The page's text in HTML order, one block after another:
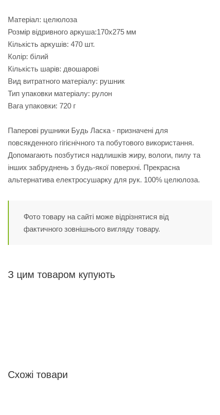
Матеріал: целюлоза
Розмір відривного аркуша:170х275 мм
Кількість аркушів: 470 шт.
Колір: білий
Кількість шарів: двошарові
Вид витратного матеріалу: рушник
Тип упаковки матеріалу: рулон
Вага упаковки: 720 г
Паперові рушники Будь Ласка - призначені для
повсякденного гігієнічного та побутового використання.
Допомагають позбутися надлишків жиру, вологи, пилу та
інших забруднень з будь-якої поверхні. Прекрасна
альтернатива електросушарку для рук. 100% целюлоза.
Фото товару на сайті може відрізнятися від
фактичного зовнішнього вигляду товару.
З цим товаром купують
Схожі товари